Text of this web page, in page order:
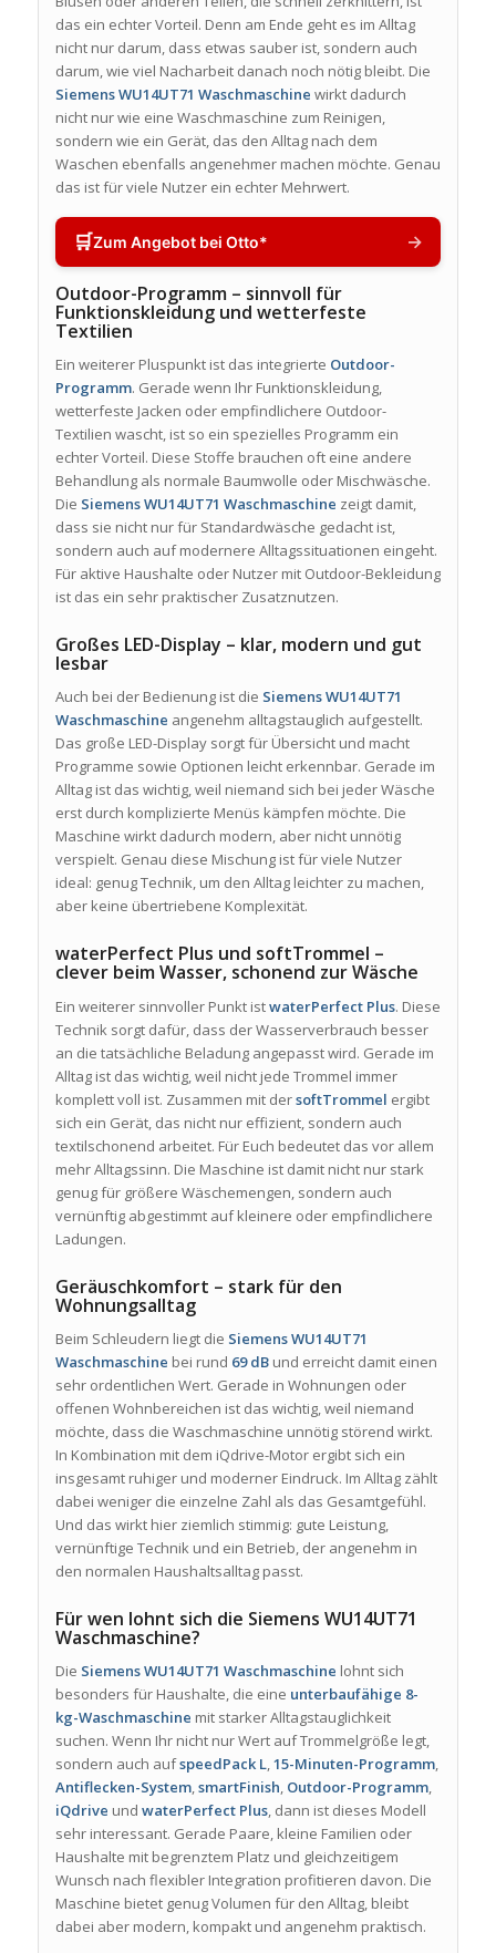
das ein echter Vorteil. Denn am Ende geht es im Alltag
nicht nur darum, dass etwas sauber ist, sondern auch
darum, wie viel Nacharbeit danach noch nötig bleibt. Die
Siemens WU14UT71 Waschmaschine wirkt dadurch
nicht nur wie eine Waschmaschine zum Reinigen,
sondern wie ein Gerät, das den Alltag nach dem
Waschen ebenfalls angenehmer machen möchte. Genau
das ist für viele Nutzer ein echter Mehrwert.
🛒Zum Angebot bei Otto* →
Outdoor-Programm – sinnvoll für
Funktionskleidung und wetterfeste
Textilien
Ein weiterer Pluspunkt ist das integrierte Outdoor-
Programm. Gerade wenn Ihr Funktionskleidung,
wetterfeste Jacken oder empfindlichere Outdoor-
Textilien wascht, ist so ein spezielles Programm ein
echter Vorteil. Diese Stoffe brauchen oft eine andere
Behandlung als normale Baumwolle oder Mischwäsche.
Die Siemens WU14UT71 Waschmaschine zeigt damit,
dass sie nicht nur für Standardwäsche gedacht ist,
sondern auch auf modernere Alltagssituationen eingeht.
Für aktive Haushalte oder Nutzer mit Outdoor-Bekleidung
ist das ein sehr praktischer Zusatznutzen.
Großes LED-Display – klar, modern und gut
lesbar
Auch bei der Bedienung ist die Siemens WU14UT71
Waschmaschine angenehm alltagstauglich aufgestellt.
Das große LED-Display sorgt für Übersicht und macht
Programme sowie Optionen leicht erkennbar. Gerade im
Alltag ist das wichtig, weil niemand sich bei jeder Wäsche
erst durch komplizierte Menüs kämpfen möchte. Die
Maschine wirkt dadurch modern, aber nicht unnötig
verspielt. Genau diese Mischung ist für viele Nutzer
ideal: genug Technik, um den Alltag leichter zu machen,
aber keine übertriebene Komplexität.
waterPerfect Plus und softTrommel –
clever beim Wasser, schonend zur Wäsche
Ein weiterer sinnvoller Punkt istwaterPerfect Plus. Diese
Technik sorgt dafür, dass der Wasserverbrauch besser
an die tatsächliche Beladung angepasst wird. Gerade im
Alltag ist das wichtig, weil nicht jede Trommel immer
komplett voll ist. Zusammen mit dersoftTrommel ergibt
sich ein Gerät, das nicht nur effizient, sondern auch
textilschonend arbeitet. Für Euch bedeutet das vor allem
mehr Alltagssinn. Die Maschine ist damit nicht nur stark
genug für größere Wäschemengen, sondern auch
vernünftig abgestimmt auf kleinere oder empfindlichere
Ladungen.
Geräuschkomfort – stark für den
Wohnungsalltag
Beim Schleudern liegt die Siemens WU14UT71
Waschmaschine bei rund 69 dBund erreicht damit einen
sehr ordentlichen Wert. Gerade in Wohnungen oder
offenen Wohnbereichen ist das wichtig, weil niemand
möchte, dass die Waschmaschine unnötig störend wirkt.
In Kombination mit dem iQdrive-Motor ergibt sich ein
insgesamt ruhiger und moderner Eindruck. Im Alltag zählt
dabei weniger die einzelne Zahl als das Gesamtgefühl.
Und das wirkt hier ziemlich stimmig: gute Leistung,
vernünftige Technik und ein Betrieb, der angenehm in
den normalen Haushaltsalltag passt.
Für wen lohnt sich die Siemens WU14UT71
Waschmaschine?
Die Siemens WU14UT71 Waschmaschine lohnt sich
besonders für Haushalte, die eine unterbaufähige 8-
kg-Waschmaschine mit starker Alltagstauglichkeit
suchen. Wenn Ihr nicht nur Wert auf Trommelgröße legt,
sondern auch aufspeedPack L,15-Minuten-Programm,
Antiflecken-System,smartFinish, Outdoor-Programm,
iQdrive und waterPerfect Plus, dann ist dieses Modell
sehr interessant. Gerade Paare, kleine Familien oder
Haushalte mit begrenztem Platz und gleichzeitigem
Wunsch nach flexibler Integration profitieren davon. Die
Maschine bietet genug Volumen für den Alltag, bleibt
dabei aber modern, kompakt und angenehm praktisch.